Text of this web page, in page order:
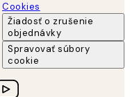
Cookies
Žiadosť o zrušenie
objednávky
Spravovať súbory
cookie